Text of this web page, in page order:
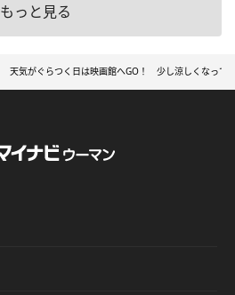
もっと見る
天気がぐらつく日は映画館へGO！ 少し涼しくなって